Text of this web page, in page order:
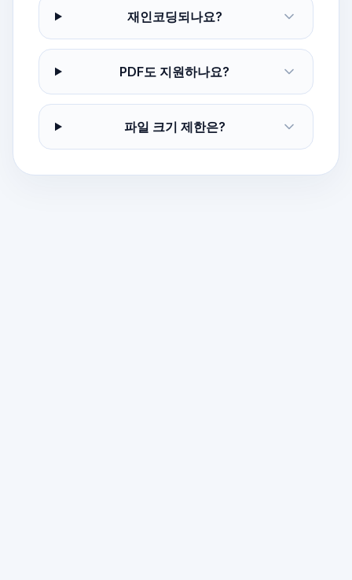
재인코딩되나요?
PDF도 지원하나요?
파일 크기 제한은?